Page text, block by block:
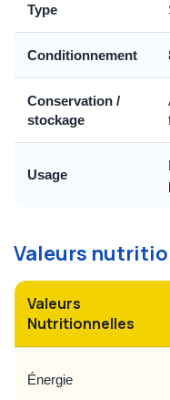
Type
Conditionnement
Conservation /
stockage
Usage
Valeurs
Valeurs
Nutritionnelles
Énergie